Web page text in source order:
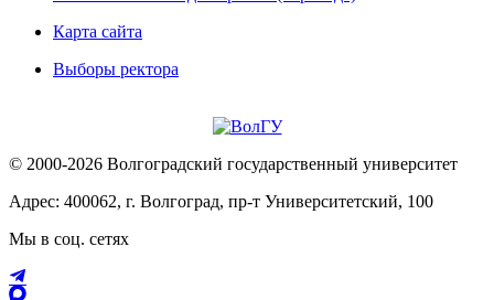
Карта сайта
Выборы ректора
© 2000-2026 Волгоградский государственный университет
Адрес: 400062, г. Волгоград, пр-т Университетский, 100
Мы в соц. сетях